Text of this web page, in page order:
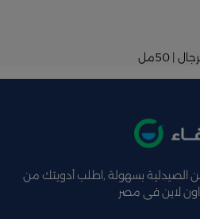
الصيدلية بسهولة ,اطلب أدويتك من
لاين فى مصر